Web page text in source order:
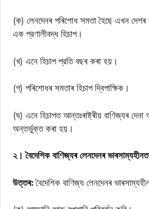
(ক) লেনদেনৰ পৰিশোধ সমতা হৈছে এখন
এক প্রণালীবদ্ধ হিচাপ।
(খ) এনে হিচাপ প্রতি বছৰ কৰা হয়।
(গ) পৰিশোধৰ সমতাৰ হিচাপ দ্বিপাক্ষিক।
(ঘ) এনে হিচাপত আন্তঃৰাষ্ট্ৰীয় বাণিজ্যৰ
অন্তর্ভুক্ত কৰা হয়।
২। বৈদেশিক বাণিজ্যৰ লেনদেনৰ
উত্তৰ:বৈদেশিক বাণিজ্য লেনদেনৰ